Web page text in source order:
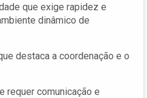
que exige rapidez e
dinâmico de
destaca a coordenação e o
requer comunicação e